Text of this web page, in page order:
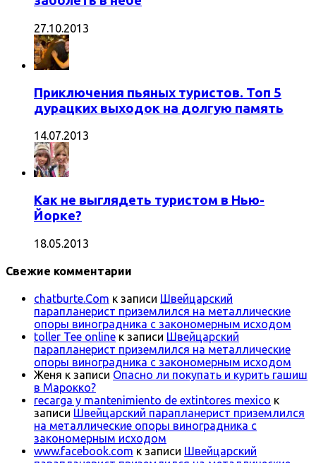
27.10.2013
Приключения пьяных туристов. Топ 5
дурацких выходок на долгую память
14.07.2013
Как не выглядеть туристом в Нью-
Йорке?
18.05.2013
Свежие комментарии
chatburte.Com к записи Швейцарский
парапланерист приземлился на металлические
опоры виноградника с закономерным исходом
toller Tee online к записи Швейцарский
парапланерист приземлился на металлические
опоры виноградника с закономерным исходом
Женя к записи Опасно ли покупать и курить гашиш
в Марокко?
recarga y mantenimiento de extintores mexico к
записи Швейцарский парапланерист приземлился
на металлические опоры виноградника с
закономерным исходом
www.facebook.com к записи Швейцарский